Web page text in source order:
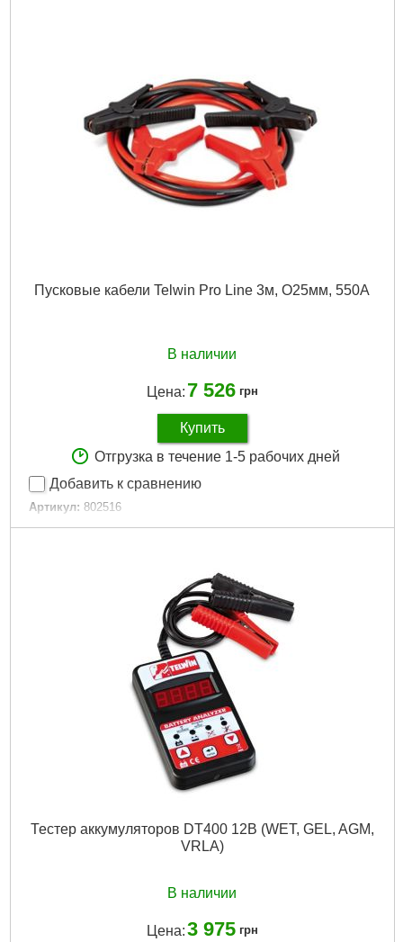
Пусковые кабели Telwin Pro Line 3м, O25мм, 550A
В наличии
Цена: 7 526 грн
Купить
Отгрузка в течение 1-5 рабочих дней
Добавить к сравнению
Артикул: 802516
Код товара: 26.54.57
Подробнее...
Тестер аккумуляторов DT400 12В (WET, GEL, AGM,
VRLA)
В наличии
Цена:3 975 грн